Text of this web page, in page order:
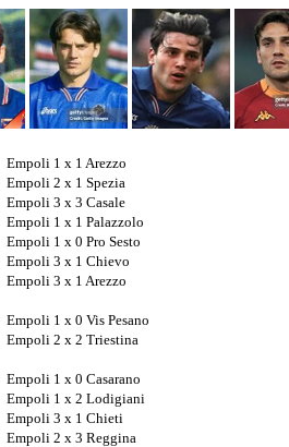
Empoli 1 x 1 Arezzo
Empoli 2 x 1 Spezia
Empoli 3 x 3 Casale
Empoli 1 x 1 Palazzolo
Empoli 1 x 0 Pro Sesto
Empoli 3 x 1 Chievo
Empoli 3 x 1 Arezzo
Empoli 1 x 0 Vis Pesano
Empoli 2 x 2 Triestina
Empoli 1 x 0 Casarano
Empoli 1 x 2 Lodigiani
Empoli 3 x 1 Chieti
Empoli 2 x 3 Reggina